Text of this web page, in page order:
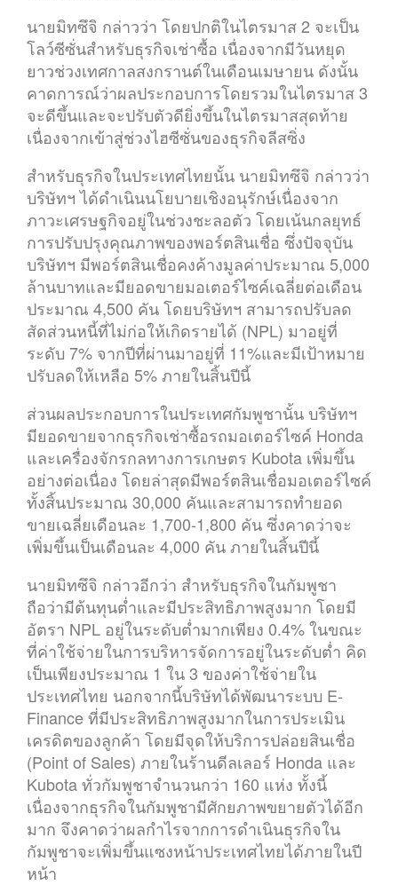
นายมิทซึจิ กล่าวว่า โดยปกติในไตรมาส 2 จะเป็น
โลว์ซีซั่นสำหรับธุรกิจเช่าซื้อ เนื่องจากมีวันหยุด
ยาวช่วงเทศกาลสงกรานต์ในเดือนเมษายน ดังนั้น
คาดการณ์ว่าผลประกอบการโดยรวมในไตรมาส 3
จะดีขึ้นและจะปรับตัวดียิ่งขึ้นในไตรมาสสุดท้าย
เนื่องจากเข้าสู่ช่วงไฮซีซั่นของธุรกิจลีสซิ่ง
สำหรับธุรกิจในประเทศไทยนั้น นายมิทซึจิ กล่าวว่า
บริษัทฯ ได้ดำเนินนโยบายเชิงอนุรักษ์เนื่องจาก
ภาวะเศรษฐกิจอยู่ในช่วงชะลอตัว โดยเน้นกลยุทธ์
การปรับปรุงคุณภาพของพอร์ตสินเชื่อ ซึ่งปัจจุบัน
บริษัทฯ มีพอร์ตสินเชื่อคงค้างมูลค่าประมาณ 5,000
ล้านบาทและมียอดขายมอเตอร์ไซค์เฉลี่ยต่อเดือน
ประมาณ 4,500 คัน โดยบริษัทฯ สามารถปรับลด
สัดส่วนหนี้ที่ไม่ก่อให้เกิดรายได้ (NPL) มาอยู่ที่
ระดับ 7% จากปีที่ผ่านมาอยู่ที่ 11%และมีเป้าหมาย
ปรับลดให้เหลือ 5% ภายในสิ้นปีนี้
ส่วนผลประกอบการในประเทศกัมพูชานั้น บริษัทฯ
มียอดขายจากธุรกิจเช่าซื้อรถมอเตอร์ไซค์ Honda
และเครื่องจักรกลทางการเกษตร Kubota เพิ่มขึ้น
อย่างต่อเนื่อง โดยล่าสุดมีพอร์ตสินเชื่อมอเตอร์ไซค์
ทั้งสิ้นประมาณ 30,000 คันและสามารถทำยอด
ขายเฉลี่ยเดือนละ 1,700-1,800 คัน ซึ่งคาดว่าจะ
เพิ่มขึ้นเป็นเดือนละ 4,000 คัน ภายในสิ้นปีนี้
นายมิทซึจิ กล่าวอีกว่า สำหรับธุรกิจในกัมพูชา
ถือว่ามีต้นทุนต่ำและมีประสิทธิภาพสูงมาก โดยมี
อัตรา NPL อยู่ในระดับต่ำมากเพียง 0.4% ในขณะ
ที่ค่าใช้จ่ายในการบริหารจัดการอยู่ในระดับต่ำ คิด
เป็นเพียงประมาณ 1 ใน 3 ของค่าใช้จ่ายใน
ประเทศไทย นอกจากนี้บริษัทได้พัฒนาระบบ E-
Finance ที่มีประสิทธิภาพสูงมากในการประเมิน
เครดิตของลูกค้า โดยมีจุดให้บริการปล่อยสินเชื่อ
(Point of Sales) ภายในร้านดีลเลอร์ Honda และ
Kubota ทั่วกัมพูชาจำนวนกว่า 160 แห่ง ทั้งนี้
เนื่องจากธุรกิจในกัมพูชามีศักยภาพขยายตัวได้อีก
มาก จึงคาดว่าผลกำไรจากการดำเนินธุรกิจใน
กัมพูชาจะเพิ่มขึ้นแซงหน้าประเทศไทยได้ภายในปี
หน้า